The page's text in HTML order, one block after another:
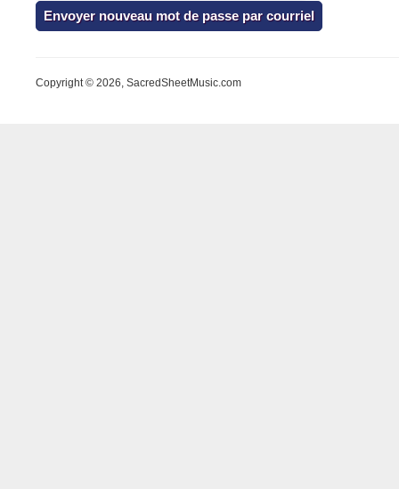
Copyright © 2026, SacredSheetMusic.com